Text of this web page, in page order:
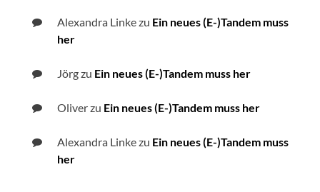
Alexandra Linkezu Ein neues (E-)Tandem muss
her
Jörgzu Ein neues (E-)Tandem muss her
Oliverzu Ein neues (E-)Tandem muss her
Alexandra Linkezu Ein neues (E-)Tandem muss
her